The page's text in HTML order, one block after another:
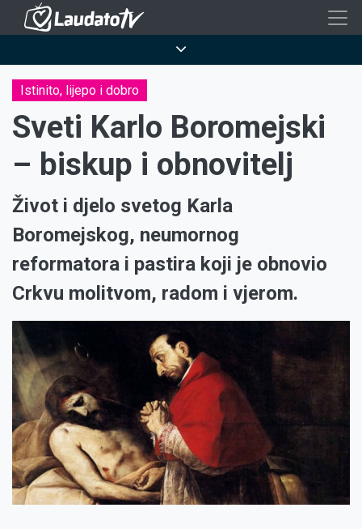
Skoči
sadržaj
Istinito, lijepo i dobro
Sveti Karlo Boromejski
– biskup i obnovitelj
Život i djelo svetog Karla
Boromejskog, neumornog
reformatora i pastira koji je obnovio
Crkvu molitvom, radom i vjerom.